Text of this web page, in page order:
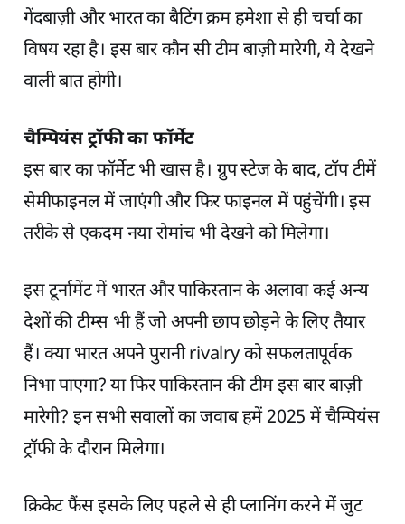
गेंदबाज़ी और भारत का बैटिंग क्रम हमेशा से ही चर्चा का
विषय रहा है। इस बार कौन सी टीम बाज़ी मारेगी, ये देखने
वाली बात होगी।
चैम्पियंस ट्रॉफी का फॉर्मेट
इस बार का फॉर्मेट भी खास है। ग्रुप स्टेज के बाद, टॉप टीमें
सेमीफाइनल में जाएंगी और फिर फाइनल में पहुंचेंगी। इस
तरीके से एकदम नया रोमांच भी देखने को मिलेगा।
इस टूर्नामेंट में भारत और पाकिस्तान के अलावा कई अन्य
देशों की टीम्स भी हैं जो अपनी छाप छोड़ने के लिए तैयार
हैं। क्या भारत अपने पुरानी rivalry को सफलतापूर्वक
निभा पाएगा? या फिर पाकिस्तान की टीम इस बार बाज़ी
मारेगी? इन सभी सवालों का जवाब हमें 2025 में चैम्पियंस
ट्रॉफी के दौरान मिलेगा।
क्रिकेट फैंस इसके लिए पहले से ही प्लानिंग करने में जुट